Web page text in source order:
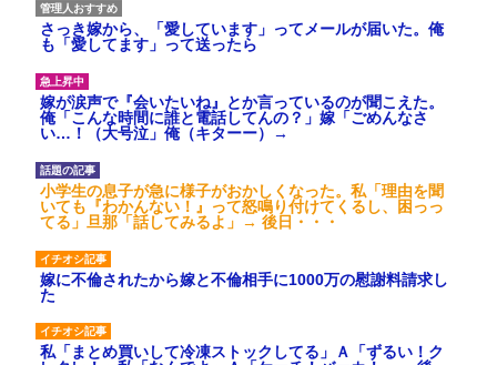
さっき嫁から、「愛しています」ってメールが届いた。俺
も「愛してます」って送ったら
嫁が涙声で『会いたいね』とか言っているのが聞こえた。
俺「こんな時間に誰と電話してんの？」嫁「ごめんなさ
い…！（大号泣」俺（キターー）→
小学生の息子が急に様子がおかしくなった。私「理由を聞
いても『わかんない！』って怒鳴り付けてくるし、困っっ
てる」旦那「話してみるよ」→ 後日・・・
嫁に不倫されたから嫁と不倫相手に1000万の慰謝料請求し
た
私「まとめ買いして冷凍ストックしてる」Ａ「ずるい！ク